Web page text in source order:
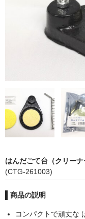
アーケードスイッチ
カーライト
バルブ
ヒューズ
リニアガイド
アルミ板
ケミカルウッド
はんだごて台（クリー
(CTG-261003)
商品の説明
コンパクトで頑丈な